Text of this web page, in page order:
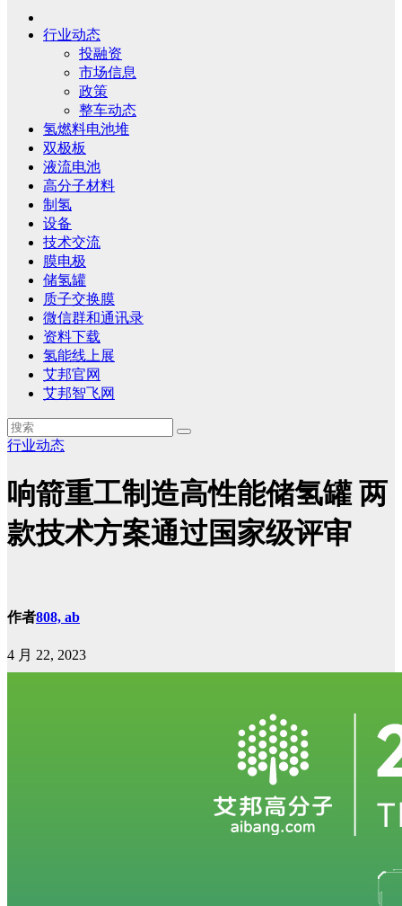
行业动态
投融资
市场信息
政策
整车动态
氢燃料电池堆
双极板
液流电池
高分子材料
制氢
设备
技术交流
膜电极
储氢罐
质子交换膜
微信群和通讯录
资料下载
氢能线上展
艾邦官网
艾邦智飞网
行业动态
响箭重工制造高性能储氢罐 两
款技术方案通过国家级评审
作者808, ab
4 月 22, 2023